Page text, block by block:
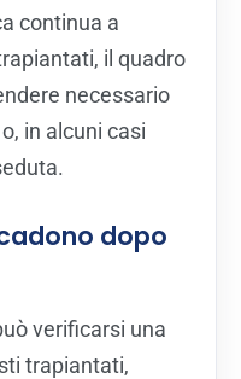
continua a
il quadro
necessario
in alcuni casi
dopo
verificarsi una
trapiantati,